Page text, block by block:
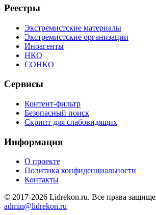
Реестры
Экстремистские материалы
Экстремистские организации
Иноагенты
НКО
СОНКО
Сервисы
Контент-фильтр
Безопасный поиск
Скрипт для слабовидящих
Информация
О проекте
Политика конфиденциальности
Контакты
© 2017-2026 Lidrekon.ru. Все права
admin@lidrekon.ru